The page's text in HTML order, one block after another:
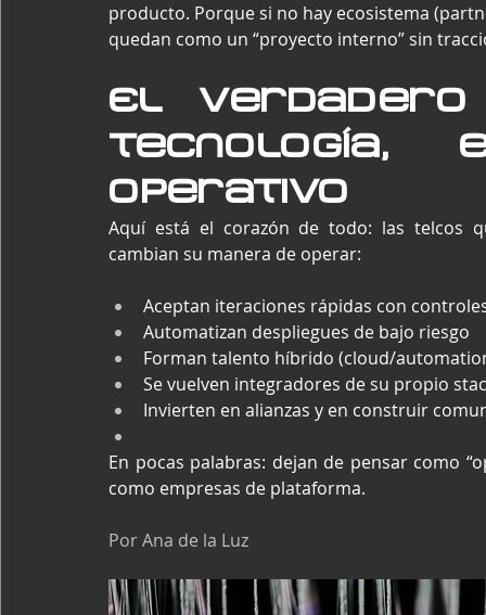
producto. Porque si no hay ecosistema
quedan como un “proyecto interno” sin
El
tecnología,
operativo
Aquí está el corazón de todo: las telcos
cambian su manera de operar:
Aceptan iteraciones rápidas con
Automatizan despliegues de bajo riesgo
Forman talento híbrido (cloud/
Se vuelven integradores de su propio
Invierten en alianzas y en construir
En pocas palabras: dejan de pensar como
como empresas de plataforma.
Por Ana de la Luz